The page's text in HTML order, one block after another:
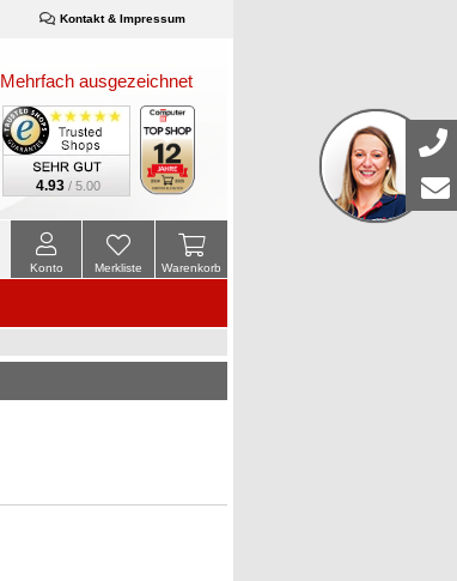
Kontakt & Impressum
Mehrfach ausgezeichnet
4.93 / 5.00
Warenkorb
Merkliste
Konto